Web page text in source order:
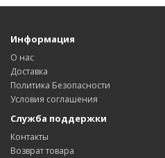
Информация
О нас
Доставка
Политика Безопасности
Условия соглашения
Служба поддержки
Контакты
Возврат товара